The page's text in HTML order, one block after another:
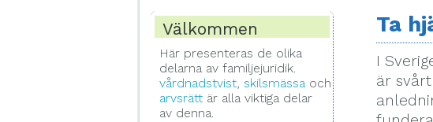
Ta
I
är
Välkommen
Här presenteras de olika
delarna av familjejuridik.
vårdnadstvist, skilsmässaoch
arvsrätt är alla viktiga delar
av denna.